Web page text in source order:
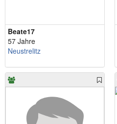
Beate17
57 Jahre
Neustrelitz